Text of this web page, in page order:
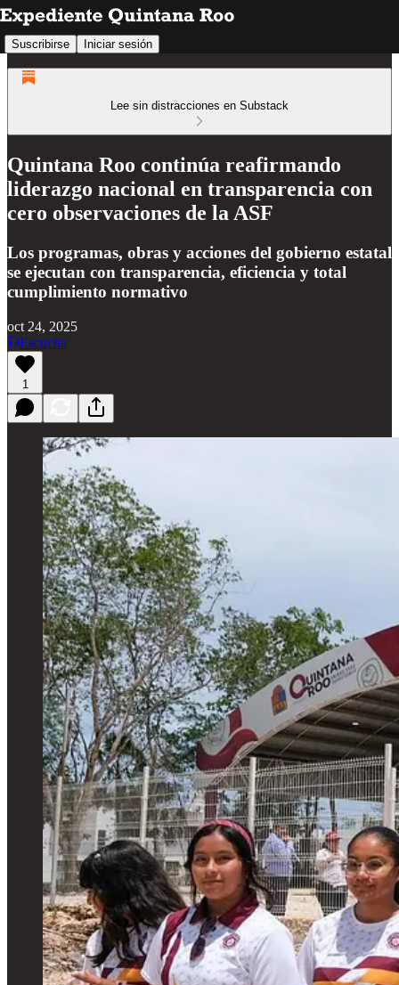
Suscribirse Iniciar sesión
Lee sin distracciones en Substack
Quintana Roo continúa reafirmando
liderazgo nacional en transparencia con
cero observaciones de la ASF
Los programas, obras y acciones del gobierno estatal
se ejecutan con transparencia, eficiencia y total
cumplimiento normativo
oct 24, 2025
Escucha
1